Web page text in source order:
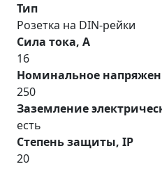
Тип
Розетка на DIN-рейки
Cила тока, A
16
Номинальное
250
Заземление
есть
Степень защиты, IP
20